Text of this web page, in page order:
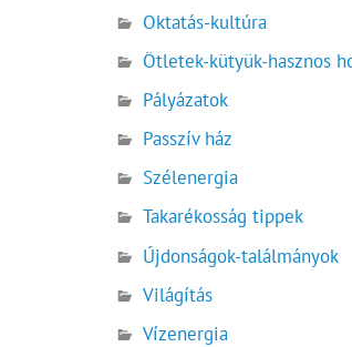
Oktatás-kultúra
Ötletek-kütyük-hasznos
Pályázatok
Passzív ház
Szélenergia
Takarékosság tippek
Újdonságok-találmányok
Világítás
Vízenergia